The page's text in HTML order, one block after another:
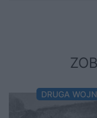
DRUGA